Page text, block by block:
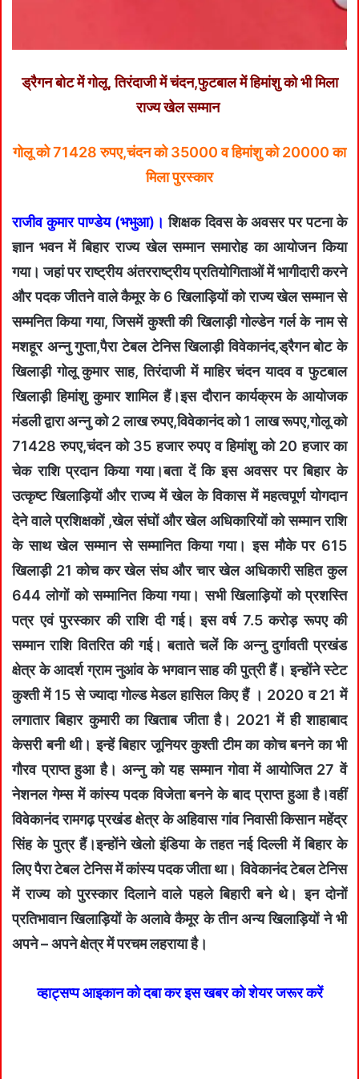
ड्रैगन बोट में गोलू, तिरंदाजी में चंदन,फुटबाल में हिमांशु को भी मिला
राज्य खेल सम्मान
गोलू को 71428 रुपए,चंदन को 35000 व हिमांशु को 20000 का
मिला पुरस्कार
राजीव कुमार पाण्डेय (भभुआ)। शिक्षक दिवस के अवसर पर पटना के
ज्ञान भवन में बिहार राज्य खेल सम्मान समारोह का आयोजन किया
गया। जहां पर राष्ट्रीय अंतरराष्ट्रीय प्रतियोगिताओं में भागीदारी करने
और पदक जीतने वाले कैमूर के 6 खिलाड़ियों को राज्य खेल सम्मान से
सम्मनित किया गया, जिसमें कुश्ती की खिलाड़ी गोल्डेन गर्ल के नाम से
मशहूर अन्नु गुप्ता,पैरा टेबल टेनिस खिलाड़ी विवेकानंद,ड्रैगन बोट के
खिलाड़ी गोलू कुमार साह, तिरंदाजी में माहिर चंदन यादव व फुटबाल
खिलाड़ी हिमांशु कुमार शामिल हैं।इस दौरान कार्यक्रम के आयोजक
मंडली द्वारा अन्नु को 2 लाख रुपए,विवेकानंद को 1 लाख रूपए,गोलू को
71428 रुपए,चंदन को 35 हजार रुपए व हिमांशु को 20 हजार का
चेक राशि प्रदान किया गया।बता दें कि इस अवसर पर बिहार के
उत्कृष्ट खिलाड़ियों और राज्य में खेल के विकास में महत्वपूर्ण योगदान
देने वाले प्रशिक्षकों ,खेल संघों और खेल अधिकारियों को सम्मान राशि
के साथ खेल सम्मान से सम्मानित किया गया। इस मौके पर 615
खिलाड़ी 21 कोच कर खेल संघ और चार खेल अधिकारी सहित कुल
644 लोगों को सम्मानित किया गया। सभी खिलाड़ियों को प्रशस्ति
पत्र एवं पुरस्कार की राशि दी गई। इस वर्ष 7.5 करोड़ रूपए की
सम्मान राशि वितरित की गई। बताते चलें कि अन्नु दुर्गावती प्रखंड
क्षेत्र के आदर्श ग्राम नुआंव के भगवान साह की पुत्री हैं। इन्होंने स्टेट
कुश्ती में 15 से ज्यादा गोल्ड मेडल हासिल किए हैं । 2020 व 21 में
लगातार बिहार कुमारी का खिताब जीता है। 2021 में ही शाहाबाद
केसरी बनी थी। इन्हें बिहार जूनियर कुश्ती टीम का कोच बनने का भी
गौरव प्राप्त हुआ है। अन्नु को यह सम्मान गोवा में आयोजित 27 वें
नेशनल गेम्स में कांस्य पदक विजेता बनने के बाद प्राप्त हुआ है।वहीं
विवेकानंद रामगढ़ प्रखंड क्षेत्र के अहिवास गांव निवासी किसान महेंद्र
सिंह के पुत्र हैं।इन्होंने खेलो इंडिया के तहत नई दिल्ली में बिहार के
लिए पैरा टेबल टेनिस में कांस्य पदक जीता था। विवेकानंद टेबल टेनिस
में राज्य को पुरस्कार दिलाने वाले पहले बिहारी बने थे। इन दोनों
प्रतिभावान खिलाड़ियों के अलावे कैमूर के तीन अन्य खिलाड़ियों ने भी
अपने – अपने क्षेत्र में परचम लहराया है।
व्हाट्सप्प आइकान को दबा कर इस खबर को शेयर जरूर करें